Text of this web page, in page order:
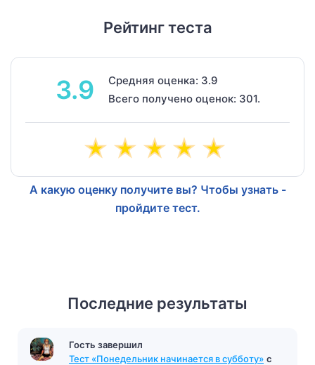
Рейтинг теста
3.9
Средняя оценка: 3.9
Всего получено оценок: 301.
А какую оценку получите вы? Чтобы узнать -
пройдите тест.
Последние результаты
Гость завершил
Тест «Понедельник начинается в субботу» с